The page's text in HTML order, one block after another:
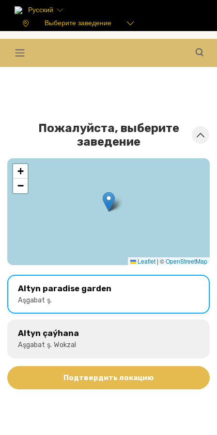
Русский
Выберите заведение
Пожалуйста, выберите
заведение
+
−
Leaflet | ©OpenStreetMap
Altyn paradise garden
Aşgabat ş.
Altyn çaýhana
Aşgabat ş. Wokzal
Подтвердить локацию